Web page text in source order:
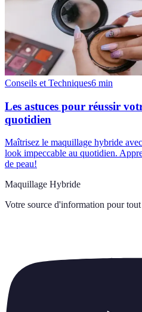
Conseils et Techniques6 min
Les astuces pour réussir
quotidien
Maîtrisez le maquillage hybride
look impeccable au quotidien.
de peau!
Maquillage Hybride
Votre source d'information pour